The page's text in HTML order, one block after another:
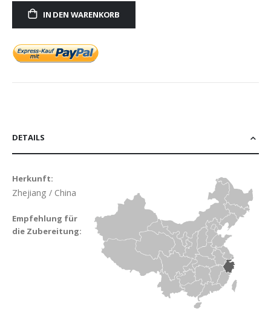
IN DEN WARENKORB
DETAILS
Herkunft:
Zhejiang / China
Empfehlung für
die Zubereitung: